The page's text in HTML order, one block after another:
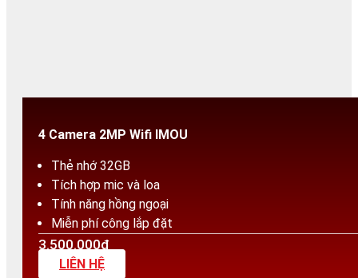
4 Camera 2MP Wifi IMOU
Thẻ nhớ 32GB
Tích hợp mic và loa
Tính năng hồng ngoại
Miễn phí công lắp đặt
3.500.000₫
LIÊN HỆ